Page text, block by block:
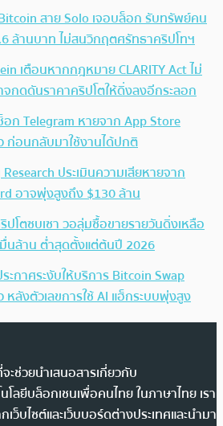
สาย Solo เจอบล็อก รับทรัพย์คน
ล้านบาท ไม่สนวิกฤตศรัทธาคริปโทฯ
เตือนหากกฎหมาย CLARITY Act ไม่
กดดันราคาคริปโตให้ดิ่งลงอีกระลอก
อก Telegram หายจาก App Store
ก่อนกลับมาใช้งานได้ปกติ
ประเมินความเสียหายจาก
อาจพุ่งสูงถึง $130 ล้าน
ปโตซบเซา วอลุ่มซื้อขายรายวันดิ่งเหลือ
นล้าน ต่ำสุดตั้งแต่ต้นปี 2026
ะกาศระงับให้บริการ Bitcoin Swap
หลังตัวเลขการใช้ AI แฮ็กระบบพุ่งสูง
ช่วยนำเสนอสารเกี่ยวกับ
โลยีบล็อกเชนเพื่อคนไทย ในภาษาไทย เรา
บไซต์และเว็บบอร์ดต่างประเทศและนำมา